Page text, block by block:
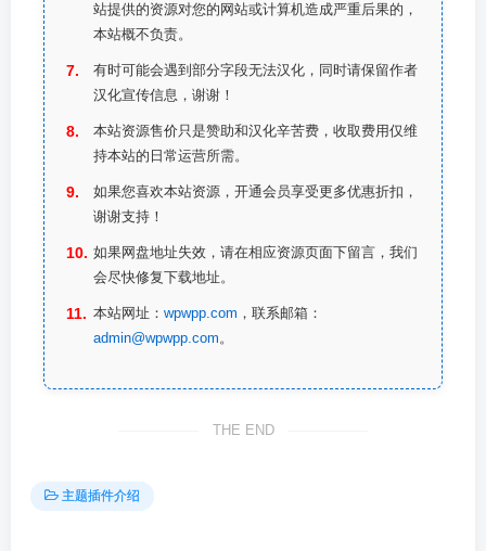
站提供的资源对您的网站或计算机造成严重后果的，
本站概不负责。
有时可能会遇到部分字段无法汉化，同时请保留作者
汉化宣传信息，谢谢！
本站资源售价只是赞助和汉化辛苦费，收取费用仅维
持本站的日常运营所需。
如果您喜欢本站资源，开通会员享受更多优惠折扣，
谢谢支持！
如果网盘地址失效，请在相应资源页面下留言，我们
会尽快修复下载地址。
本站网址： wpwpp.com ，联系邮箱：
admin@wpwpp.com。
THE END
主题插件介绍